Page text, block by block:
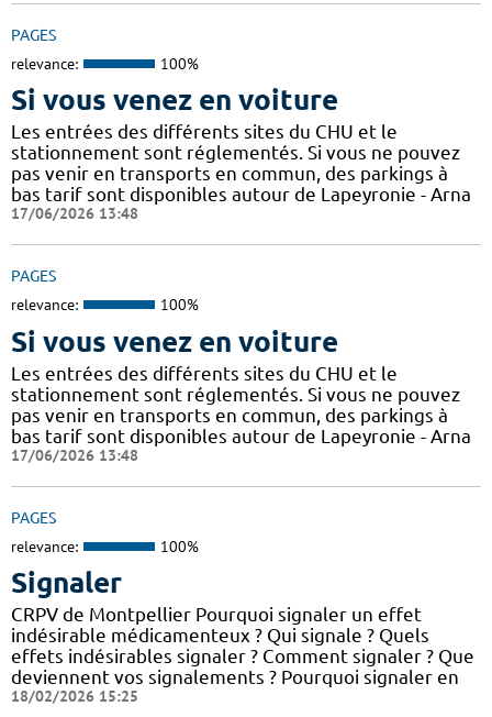
PAGES
relevance: 100%
Si vous venez en voiture
Les entrées des différents sites du CHU et le
stationnement sont réglementés. Si vous ne pouvez
pas venir en transports en commun, des parkings à
bas tarif sont disponibles autour de Lapeyronie - Arna
17/06/2026 13:48
PAGES
relevance: 100%
Si vous venez en voiture
Les entrées des différents sites du CHU et le
stationnement sont réglementés. Si vous ne pouvez
pas venir en transports en commun, des parkings à
bas tarif sont disponibles autour de Lapeyronie - Arna
17/06/2026 13:48
PAGES
relevance: 100%
Signaler
CRPV de Montpellier Pourquoi signaler un effet
indésirable médicamenteux ? Qui signale ? Quels
effets indésirables signaler ? Comment signaler ? Que
deviennent vos signalements ? Pourquoi signaler en
18/02/2026 15:25